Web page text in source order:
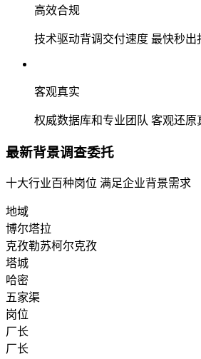
高效合规
技术驱动背调交付速度 最快秒出
客观真实
权威数据库和专业团队 客观还原
最新背景调查委托
十大行业百种岗位 满足企业背景需求
地域
博尔塔拉
克孜勒苏柯尔克孜
塔城
哈密
五家渠
岗位
厂长
厂长